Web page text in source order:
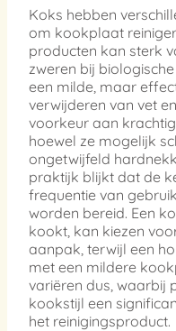
Koks hebben
om kookplaat
producten kan sterk
zweren bij
een milde, maar
verwijderen van vet
voorkeur aan
hoewel ze mogelijk
ongetwijfeld
praktijk blijkt dat de
frequentie van
worden bereid. Een
kookt, kan kiezen
aanpak, terwijl een
met een mildere
variëren dus, waarbij
kookstijl een
het reinigingsproduct.